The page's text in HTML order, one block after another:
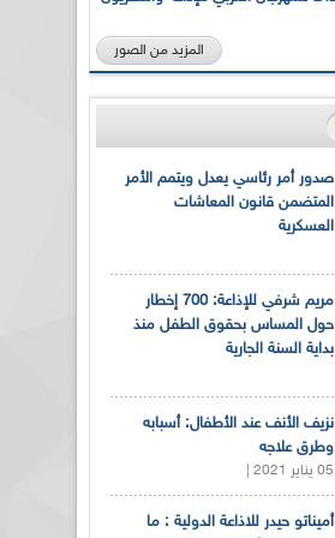
المزيد من الصور
صدور أمر رئاسي يعدل ويتمم الأمر
المتضمن قانون المعاشات
العسكرية
مريم شرفي للإذاعة: 700 إخطار
حول المساس بحقوق الطفل منذ
بداية السنة الجارية
نزيف الأنف عند الأطفال: أسبابه
وطرق علاجه
05 يناير 2021 |
أميناتو حيدر للاذاعة الدولية : ما